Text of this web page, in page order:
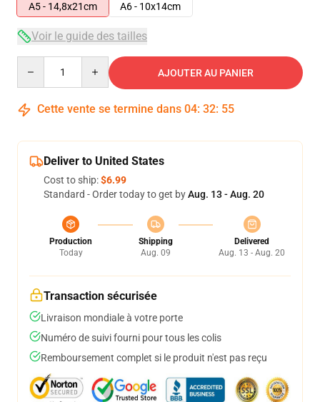
A5 - 14,8x21cm
A6 - 10x14cm
Voir le guide des tailles
AJOUTER AU PANIER
Cette vente se termine dans 04: 32: 55
Deliver to United States
Cost to ship:$6.99
Standard - Order today to get byAug. 13 - Aug. 20
Production
Today
Shipping
Aug. 09
Delivered
Aug. 13 - Aug. 20
Transaction sécurisée
Livraison mondiale à votre porte
Numéro de suivi fourni pour tous les colis
Remboursement complet si le produit n'est pas reçu